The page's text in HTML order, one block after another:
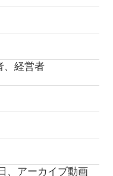
、経営者
、アーカイブ動画